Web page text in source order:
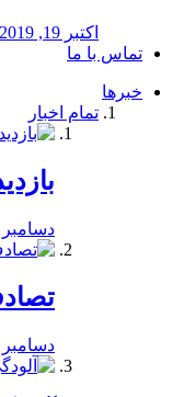
اکتبر 19, 2019
تماس با ما
خبرها
تمام اخبار
دسامبر 24, 2019
دسامبر 24, 2019